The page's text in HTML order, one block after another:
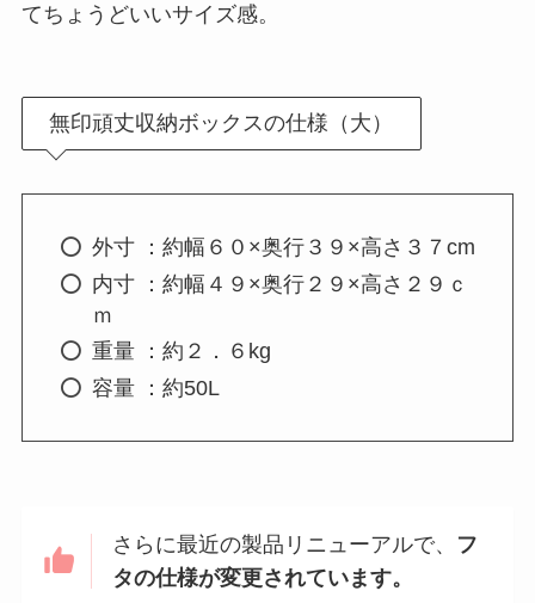
てちょうどいいサイズ感。
無印頑丈収納ボックスの仕様（大）
外寸 ：約幅６０×奥行３９×高さ３７cm
内寸 ：約幅４９×奥行２９×高さ２９ｃ
ｍ
重量 ：約２．６kg
容量 ：約50L
さらに最近の製品リニューアルで、 フ
タの仕様が変更されています。